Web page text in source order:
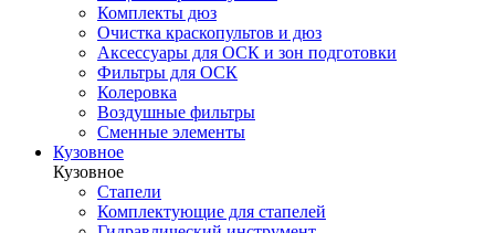
Комплекты дюз
Очистка краскопультов и дюз
Аксессуары для ОСК и зон подготовки
Фильтры для ОСК
Колеровка
Воздушные фильтры
Сменные элементы
Кузовное
Кузовное
Стапели
Комплектующие для стапелей